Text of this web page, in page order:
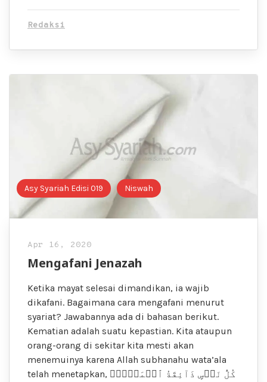
Redaksi
Asy Syariah Edisi 019 Niswah
Apr 16, 2020
Mengafani Jenazah
Ketika mayat selesai dimandikan, ia wajib
dikafani. Bagaimana cara mengafani menurut
syariat? Jawabannya ada di bahasan berikut.
Kematian adalah suatu kepastian. Kita ataupun
orang-orang di sekitar kita mesti akan
menemuinya karena Allah subhanahu wata’ala
telah menetapkan, كُلُّ نَفۡسٍ ذَآئِقَةُ ٱلۡمَوۡتِۗ